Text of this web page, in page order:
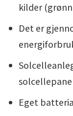
kilder
Det er
Eget